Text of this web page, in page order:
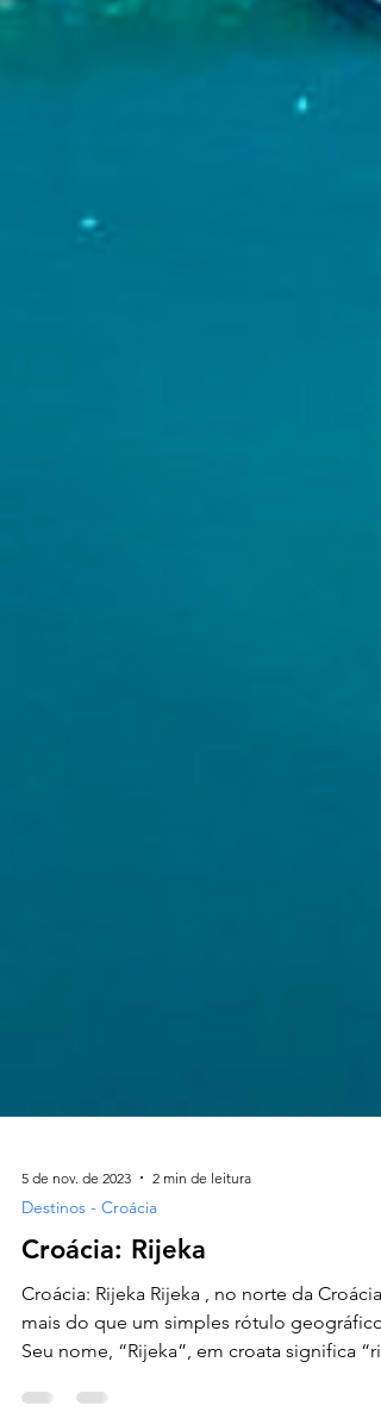
5 de nov. de 2023 2 min de leitura
Destinos - Croácia
Croácia: Rijeka
Croácia: Rijeka Rijeka , no norte da Croácia,